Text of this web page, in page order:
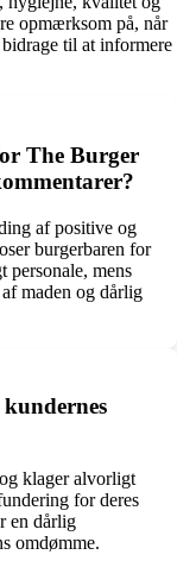
opmærksom på, når
til at informere
The Burger
af positive og
burgerbaren for
personale, mens
maden og dårlig
klager alvorligt
for deres
en dårlig
omdømme.